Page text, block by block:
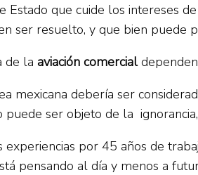
Estado que cuide los intereses
ser resuelto, y que bien puede
de la aviación comercialdependen
mexicana debería ser
puede ser objeto de la
experiencias por 45 años de
pensando al día y menos a